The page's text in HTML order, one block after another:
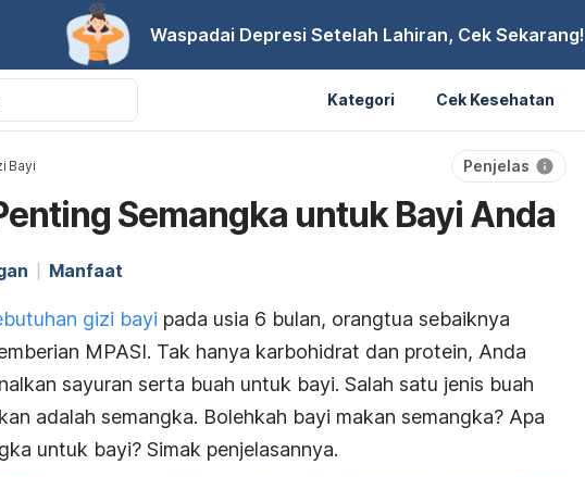
Waspadai Depresi Setelah Lahiran, Cek Sekarang!
Kategori Cek Kesehatan
Bayi Penjelas
Semangka untuk Bayi Anda
Manfaat
gizi bayi pada usia 6 bulan, orangtua sebaiknya
MPASI. Tak hanya karbohidrat dan protein, Anda
sayuran serta buah untuk bayi. Salah satu jenis buah
adalah semangka. Bolehkah bayi makan semangka? Apa
untuk bayi? Simak penjelasannya.